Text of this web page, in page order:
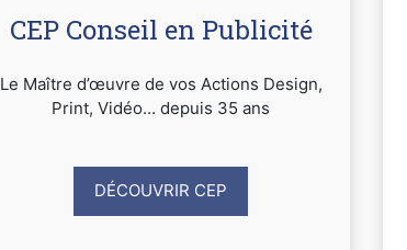
CEP Conseil en Publicité
Le Maître d’œuvre de vos Actions Design,
Print, Vidéo... depuis 35 ans
DÉCOUVRIR CEP